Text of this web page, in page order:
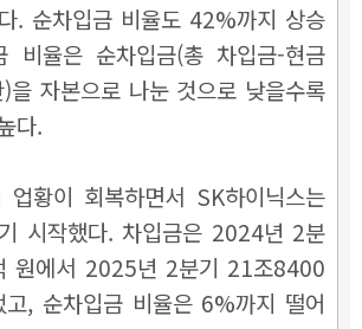
. 순차입금 비율도 42%까지 상승
비율은 순차입금(총 차입금-현금
을 자본으로 나눈 것으로 낮을수록
다.
업황이 회복하면서 SK하이닉스는
시작했다. 차입금은 2024년 2분
원에서 2025년 2분기 21조8400
고, 순차입금 비율은 6%까지 떨어